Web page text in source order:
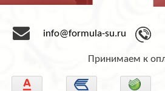
info@formula-su.ru
Принимаем к